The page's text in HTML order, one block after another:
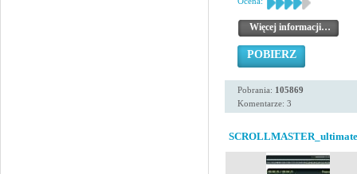
Więcej informacji…
POBIERZ
Pobrania: 105869
Komentarze: 3
SCROLLMASTER_ultimate